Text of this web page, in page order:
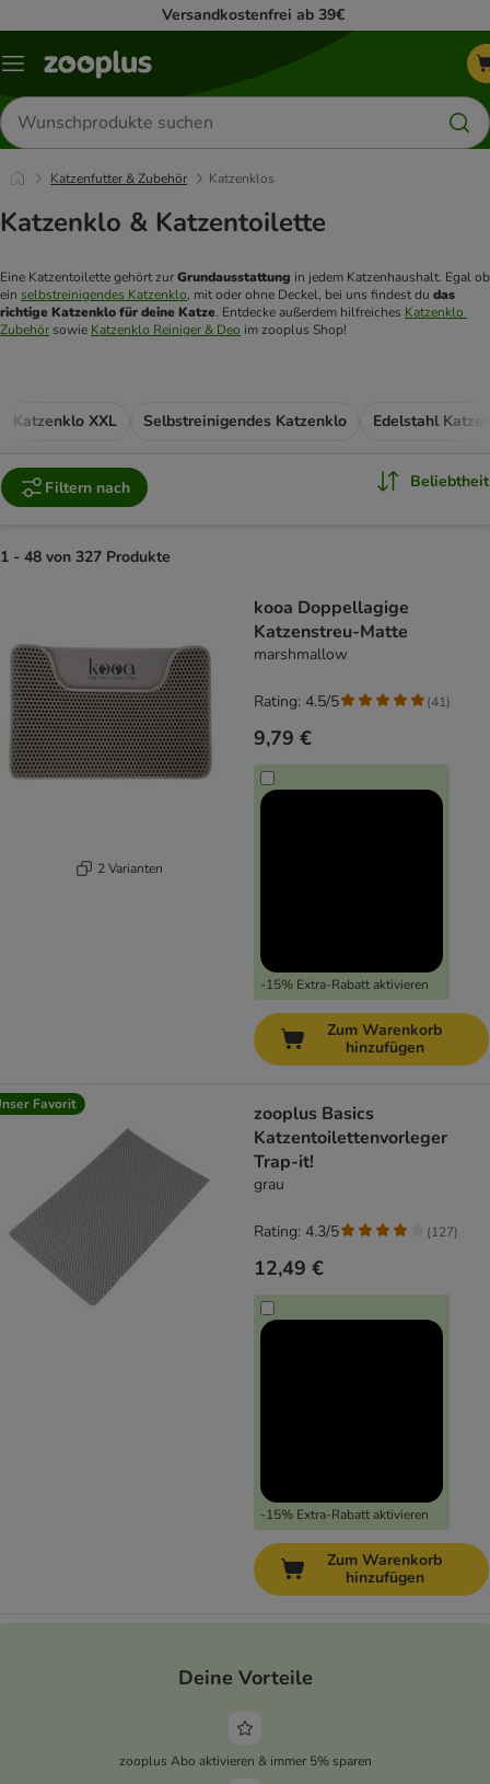
Versandkostenfrei ab 39€
Menü
Produkte
suchen
Katzenfutter & Zubehör Katzenklos
Katzenklo & Katzentoilette
Eine Katzentoilette gehört zur Grundausstattung in jedem Katzenhaushalt. Egal ob
ein selbstreinigendes Katzenklo, mit oder ohne Deckel, bei uns findest du das
richtige Katzenklo für deine Katze. Entdecke außerdem hilfreiches Katzenklo
Zubehör sowie Katzenklo Reiniger & Deo im zooplus Shop!
Katzenklo XXL Selbstreinigendes Katzenklo Edelstahl
Filtern nach Beliebtheit
1 - 48 von 327 Produkte
2 Varianten
kooa Doppellagige
Katzenstreu-Matte
marshmallow
9,79 €
-15% Extra-Rabatt aktivieren
Rating: 4.5/5 (41)
Zum Warenkorb
hinzufügen
Favorit
zooplus Basics
Katzentoilettenvorleger
Trap-it!
grau
12,49 €
-15% Extra-Rabatt aktivieren
Rating: 4.3/5 (127)
Zum Warenkorb
hinzufügen
Deine Vorteile
zooplus Abo aktivieren & immer 5% sparen